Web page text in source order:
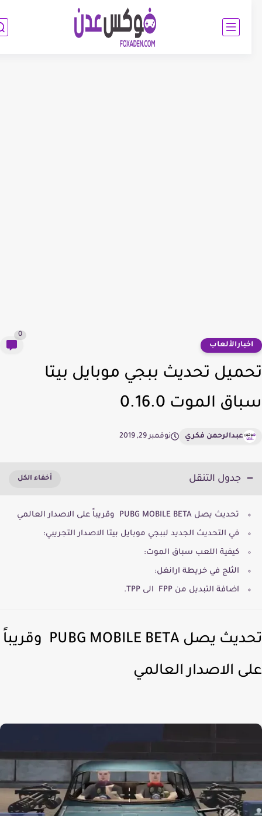
تحديث ببجي موبايل بيتا
الموت 0.16.0
عبدالرحمن فكري نوفمبر 29, 2019
جدول التنقل
تحديث يصل PUBG MOBILE BETA وقريباً على الاصدار العالمي
في التحديث الجديد لببجي موبايل بيتا الاصدار التجريبي:
كيفية اللعب سباق الموت:
الثلج في خريطة ارانغل:
اضافة التبديل من FPP الى TPP.
تحديث يصل PUBG MOBILE BETA وقريباً
الاصدار العالمي